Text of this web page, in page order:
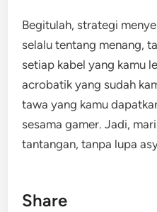
Begitulah, strategi
selalu tentang menang,
setiap kabel yang kamu
acrobatik yang sudah
tawa yang kamu
sesama gamer. Jadi,
tantangan, tanpa lupa
Share